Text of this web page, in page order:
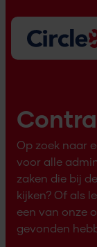
Op zoek naar
voor alle
zaken die bij
kijken? Of als
een van onze
gevonden